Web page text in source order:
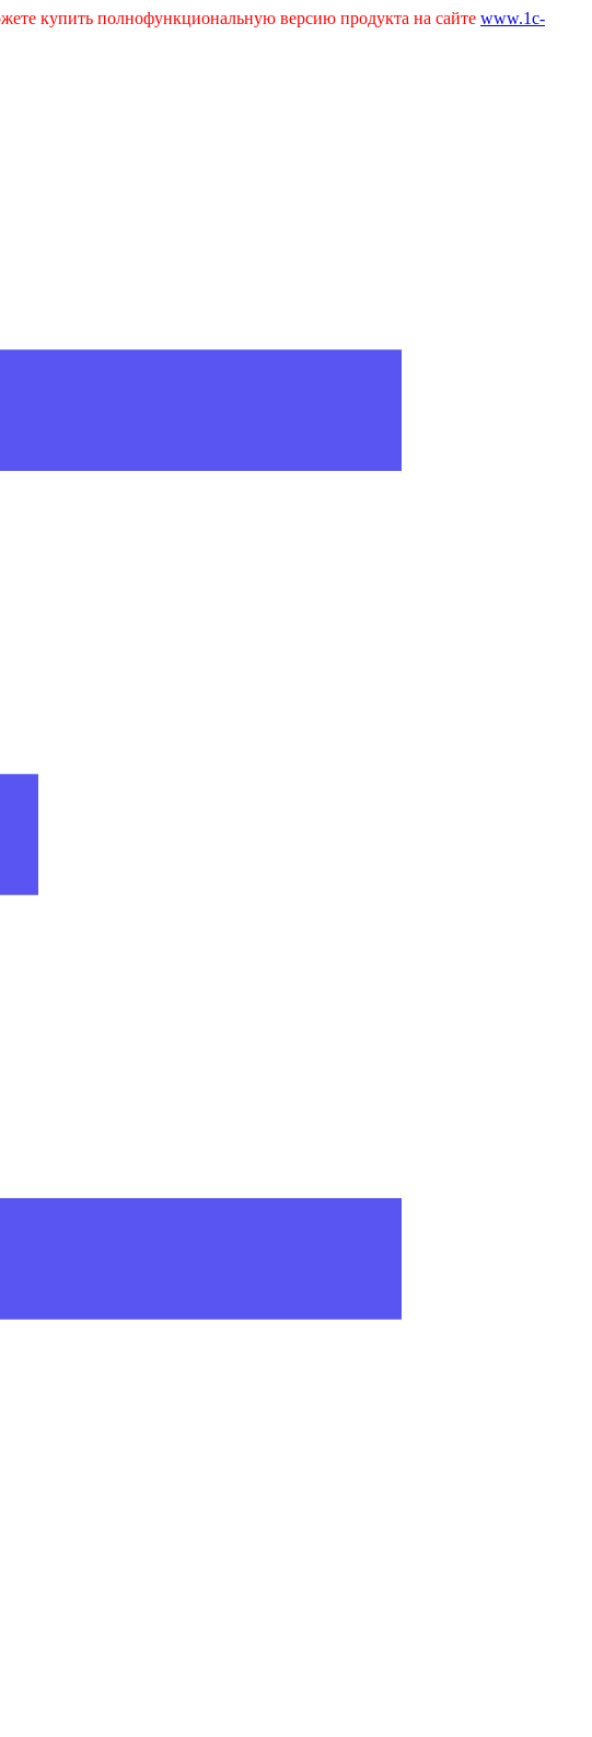
купить полнофункциональную версию продукта на сайте www.1c-